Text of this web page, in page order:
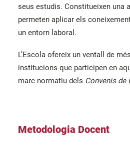
seus estudis. Constitueixen una
permeten aplicar els
un entorn laboral.
L’Escola ofereix un ventall de
institucions que participen en
marc normatiu dels Convenis de
Metodologia Docent